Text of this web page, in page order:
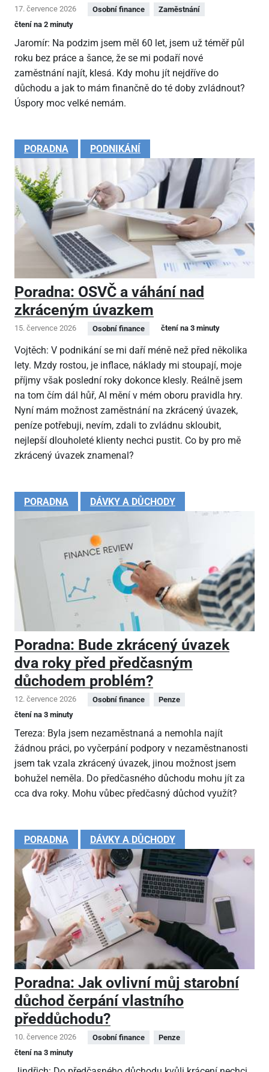
17. července 2026 Osobní finance
Zaměstnání
čtení na 2 minuty
Jaromír: Na podzim jsem měl 60 let, jsem už téměř půl
roku bez práce a šance, že se mi podaří nové
zaměstnání najít, klesá. Kdy mohu jít nejdříve do
důchodu a jak to mám finančně do té doby zvládnout?
Úspory moc velké nemám.
PORADNA PODNIKÁNÍ
Poradna: OSVČ a váhání nad
zkráceným úvazkem
15. července 2026 Osobní finance čtení na 3 minuty
Vojtěch: V podnikání se mi daří méně než před několika
lety. Mzdy rostou, je inflace, náklady mi stoupají, moje
příjmy však poslední roky dokonce klesly. Reálně jsem
na tom čím dál hůř, AI mění v mém oboru pravidla hry.
Nyní mám možnost zaměstnání na zkrácený úvazek,
peníze potřebuji, nevím, zdali to zvládnu skloubit,
nejlepší dlouholeté klienty nechci pustit. Co by pro mě
zkrácený úvazek znamenal?
PORADNA DÁVKY A DŮCHODY
Poradna: Bude zkrácený úvazek
dva roky před předčasným
důchodem problém?
12. července 2026 Osobní finance
Penze
čtení na 3 minuty
Tereza: Byla jsem nezaměstnaná a nemohla najít
žádnou práci, po vyčerpání podpory v nezaměstnanosti
jsem tak vzala zkrácený úvazek, jinou možnost jsem
bohužel neměla. Do předčasného důchodu mohu jít za
cca dva roky. Mohu vůbec předčasný důchod využít?
PORADNA DÁVKY A DŮCHODY
Poradna: Jak ovlivní můj starobní
důchod čerpání vlastního
předdůchodu?
10. července 2026 Osobní finance
Penze
čtení na 3 minuty